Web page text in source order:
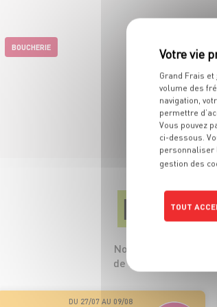
BOUCHERIE
LES
Nos 5
de leurs
DU 27/07 AU 09/08
Grand Frais et
volume des
navigation,
permettre
Vous pouvez
ci-dessous.
personnaliser
gestion des
TOUT